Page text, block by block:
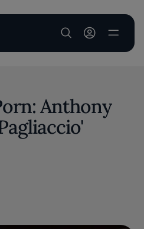
User account
Anthony